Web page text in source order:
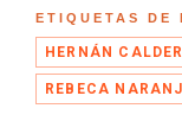
ETIQUETAS DE
HERNÁN
REBECA